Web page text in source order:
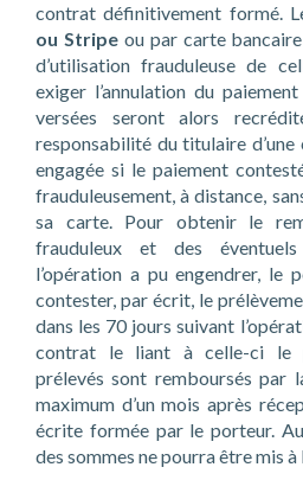
contrat définitivement formé.
ou Stripeou par carte
d’utilisation frauduleuse de
exiger l’annulation du
versées seront alors
responsabilité du titulaire d’une
engagée si le paiement
frauduleusement, à distance,
sa carte. Pour obtenir le
frauduleux et des
l’opération a pu engendrer,
contester, par écrit, le
dans les 70 jours suivant
contrat le liant à celle-ci le
prélevés sont remboursés par
maximum d’un mois après
écrite formée par le porteur.
des sommes ne pourra être mis